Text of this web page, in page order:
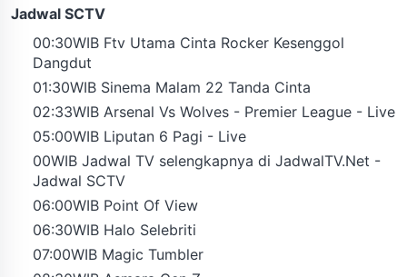
Jadwal SCTV
00:30WIB Ftv Utama Cinta Rocker Kesenggol
Dangdut
01:30WIB Sinema Malam 22 Tanda Cinta
02:33WIB Arsenal Vs Wolves - Premier League - Live
05:00WIB Liputan 6 Pagi - Live
00WIB Jadwal TV selengkapnya di JadwalTV.Net -
Jadwal SCTV
06:00WIB Point Of View
06:30WIB Halo Selebriti
07:00WIB Magic Tumbler